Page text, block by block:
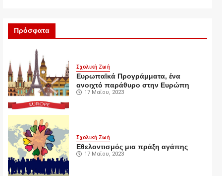
Πρόσφατα
Σχολική Ζωή
Ευρωπαϊκά Προγράμματα, ένα
ανοιχτό παράθυρο στην Ευρώπη
17 Μαΐου, 2023
Σχολική Ζωή
Εθελοντισμός μια πράξη αγάπης
17 Μαΐου, 2023